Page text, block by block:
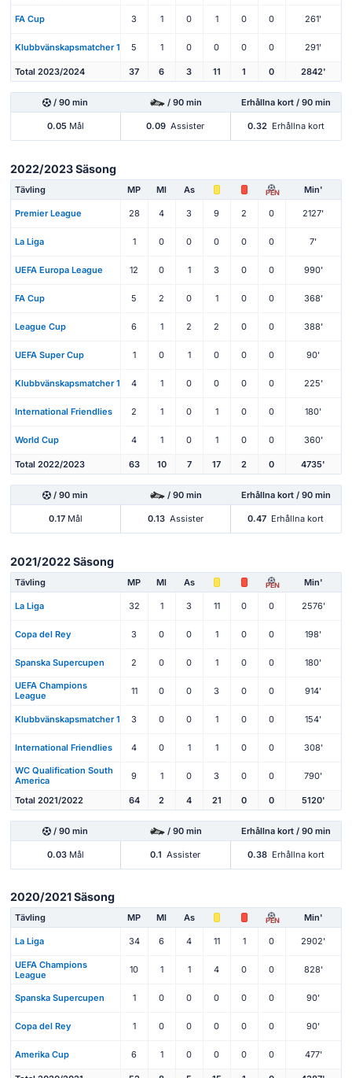
FA Cup 3 1 0 1 0 0 261'
Klubbvänskapsmatcher 1 5 1 0 0 0 0 291'
Total 2023/2024 37 6 3 11 1 0 2842'
/ 90 min / 90 min Erhållna kort / 90 min
0.05Mål 0.09 Assister 0.32 Erhållna kort
2022/2023 Säsong
Tävling MP Ml As PEN Min'
Premier League 28 4 3 9 2 0 2127'
La Liga 1 0 0 0 0 0 7'
UEFA Europa League 12 0 1 3 0 0 990'
FA Cup 5 2 0 1 0 0 368'
League Cup 6 1 2 2 0 0 388'
UEFA Super Cup 1 0 1 0 0 0 90'
Klubbvänskapsmatcher 1 4 1 0 0 0 0 225'
International Friendlies 2 1 0 1 0 0 180'
World Cup 4 1 0 1 0 0 360'
Total 2022/2023 63 10 7 17 2 0 4735'
/ 90 min / 90 min Erhållna kort / 90 min
0.17Mål 0.13 Assister 0.47 Erhållna kort
2021/2022 Säsong
Tävling MP Ml As PEN Min'
La Liga 32 1 3 11 0 0 2576'
Copa del Rey 3 0 0 1 0 0 198'
Spanska Supercupen 2 0 0 1 0 0 180'
UEFA Champions
League
11 0 0 3 0 0 914'
Klubbvänskapsmatcher 1 3 0 0 1 0 0 154'
International Friendlies 4 0 1 1 0 0 308'
WC Qualification South
America
9 1 0 3 0 0 790'
Total 2021/2022 64 2 4 21 0 0 5120'
/ 90 min / 90 min Erhållna kort / 90 min
0.03Mål 0.1 Assister 0.38 Erhållna kort
2020/2021 Säsong
Tävling MP Ml As PEN Min'
La Liga 34 6 4 11 1 0 2902'
UEFA Champions
League
10 1 1 4 0 0 828'
Spanska Supercupen 1 0 0 0 0 0 90'
Copa del Rey 1 0 0 0 0 0 90'
Amerika Cup 6 1 0 0 0 0 477'